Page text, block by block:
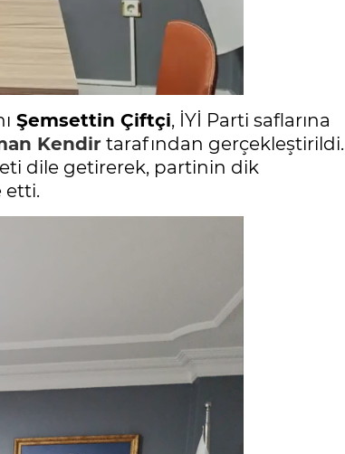
Şemsettin Çiftçi, İYİ Parti saflarına
Kendir tarafından gerçekleştirildi.
dile getirerek, partinin dik
etti.